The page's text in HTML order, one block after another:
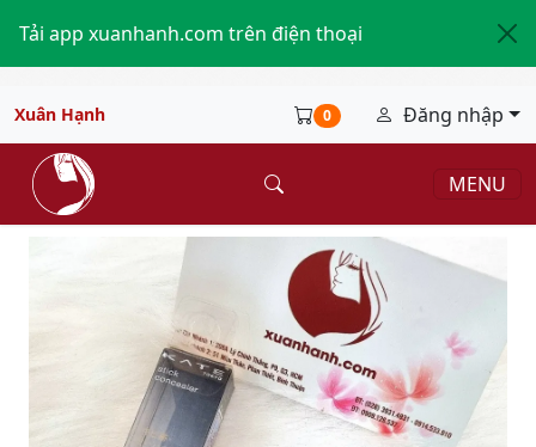
Tải app xuanhanh.com trên điện thoại
Xuân Hạnh 0 Đăng nhập
MENU